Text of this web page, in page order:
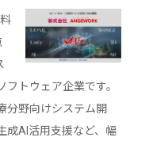
トウェア企業です。
分野向けシステム開
成AI活用支援など、幅